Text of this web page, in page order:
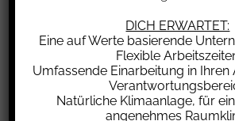
Der Bundesgerichtshof (BGH) hat
23.10.2025 eine Klausel in den
Geschäftsbedingungen eines
unwirksam erklärt. Nach dieser
DICH ERWARTET:
Eine auf Werte basierende
Flexible
Umfassende Einarbeitung in
Natürliche Klimaanlage, für
angenehmes